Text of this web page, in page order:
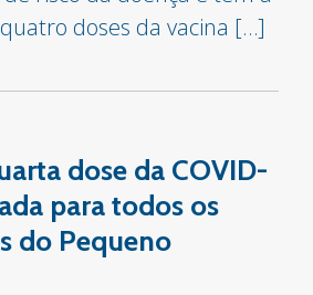
doses da vacina […]
dose da COVID-
para todos os
do Pequeno